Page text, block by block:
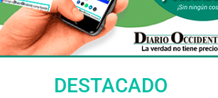
DESTACADO